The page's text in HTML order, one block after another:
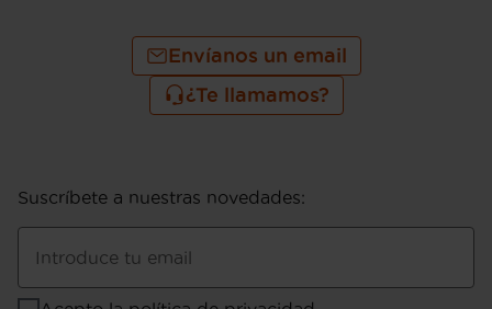
Envíanos un email
¿Te llamamos?
Suscríbete a nuestras novedades:
Introduce tu email